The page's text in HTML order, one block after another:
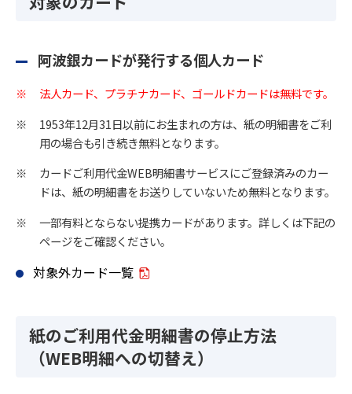
阿波銀カードが発行する個人カード
※
法人カード、プラチナカード、ゴールドカードは無料です。
※
1953年12月31日以前にお生まれの方は、紙の明細書をご利
用の場合も引き続き無料となります。
※
カードご利用代金WEB明細書サービスにご登録済みのカー
ドは、紙の明細書をお送りしていないため無料となります。
※
一部有料とならない提携カードがあります。詳しくは下記の
ページをご確認ください。
対象外カード一覧
紙のご利用代金明細書の停止方法
（WEB明細への切替え）